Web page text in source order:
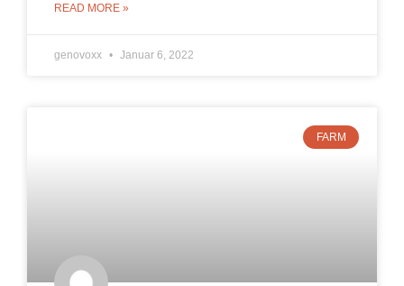
READ MORE »
genovoxx Januar 6, 2022
FARM